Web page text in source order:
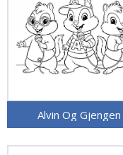
Alvin Og Gjengen